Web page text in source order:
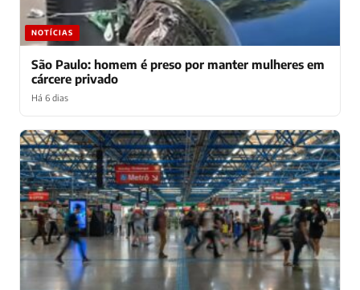
NOTÍCIAS
São Paulo: homem é preso por manter mulheres em
cárcere privado
Há 6 dias